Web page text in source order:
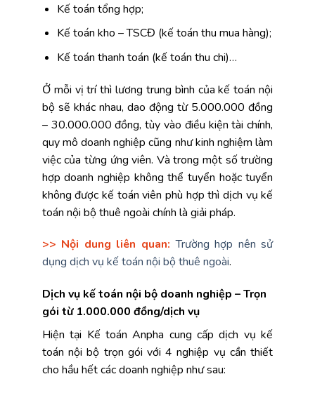
Kế toán tổng hợp;
Kế toán kho – TSCĐ (kế toán thu mua hàng);
Kế toán thanh toán (kế toán thu chi)…
Ở mỗi vị trí thì lương trung bình của kế toán nội
bộ sẽ khác nhau, dao động từ 5.000.000 đồng
– 30.000.000 đồng, tùy vào điều kiện tài chính,
quy mô doanh nghiệp cũng như kinh nghiệm làm
việc của từng ứng viên. Và trong một số trường
hợp doanh nghiệp không thể tuyển hoặc tuyển
không được kế toán viên phù hợp thì dịch vụ kế
toán nội bộ thuê ngoài chính là giải pháp.
>> Nội dung liên quan:Trường hợp nên sử
dụng dịch vụ kế toán nội bộ thuê ngoài.
Dịch vụ kế toán nội bộ doanh nghiệp – Trọn
gói từ 1.000.000 đồng/dịch vụ
Hiện tại Kế toán Anpha cung cấp dịch vụ kế
toán nội bộ trọn gói với 4 nghiệp vụ cần thiết
cho hầu hết các doanh nghiệp như sau: